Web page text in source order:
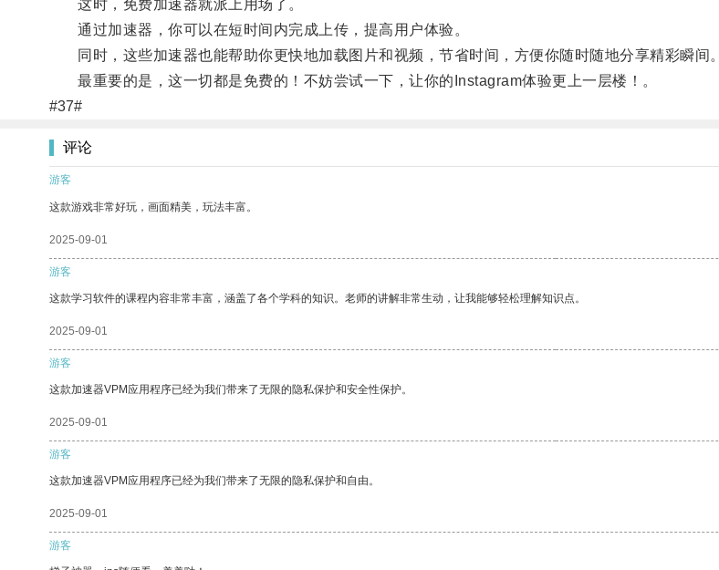
这时，免费加速器就派上用场了。
通过加速器，你可以在短时间内完成上传，提高用户体验。
同时，这些加速器也能帮助你更快地加载图片和视频，节省时间，方便你随时随地分享精彩瞬间。
最重要的是，这一切都是免费的！不妨尝试一下，让你的Instagram体验更上一层楼！。
#37#
评论
游客
这款游戏非常好玩，画面精美，玩法丰富。
2025-09-01
游客
这款学习软件的课程内容非常丰富，涵盖了各个学科的知识。老师的讲解非常生动，让我能够轻松理解知识点。
2025-09-01
游客
这款加速器VPM应用程序已经为我们带来了无限的隐私保护和安全性保护。
2025-09-01
游客
这款加速器VPM应用程序已经为我们带来了无限的隐私保护和自由。
2025-09-01
游客